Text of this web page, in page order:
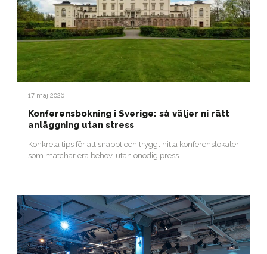
17 maj 2026
Konferensbokning i Sverige: så väljer ni rätt
anläggning utan stress
Konkreta tips för att snabbt och tryggt hitta konferenslokaler
som matchar era behov, utan onödig press.